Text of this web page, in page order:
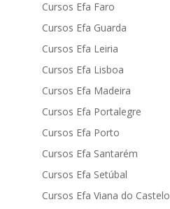
Cursos Efa Faro
Cursos Efa Guarda
Cursos Efa Leiria
Cursos Efa Lisboa
Cursos Efa Madeira
Cursos Efa Portalegre
Cursos Efa Porto
Cursos Efa Santarém
Cursos Efa Setúbal
Cursos Efa Viana do Castelo